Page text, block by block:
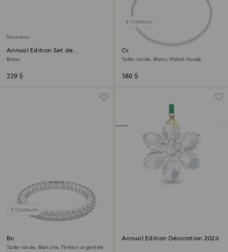
Nouveau
Annual Edition Set de
Décorations 2026
Blanc
229 $
6 Couleurs
Collier Matrix Tennis
Taille ronde, Blanc, Métal rhodié
380 $
3 Couleurs
Bague Matrix Vittore
Taille ronde, Blanche, Finition argentée
Annual Edition Décoration 2026